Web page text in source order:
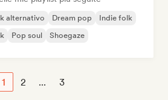
alternativo Dream pop
Indie folk
Pop soul Shoegaze
1 2 ... 3